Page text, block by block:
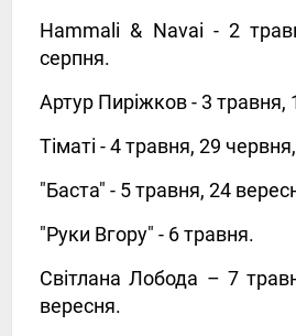
Hammali & Navai - 2
серпня.
Артур Пиріжков - 3 травня,
Тіматі - 4 травня, 29
"Баста" - 5 травня, 24
"Руки Вгору" - 6 травня.
Світлана Лобода – 7
вересня.